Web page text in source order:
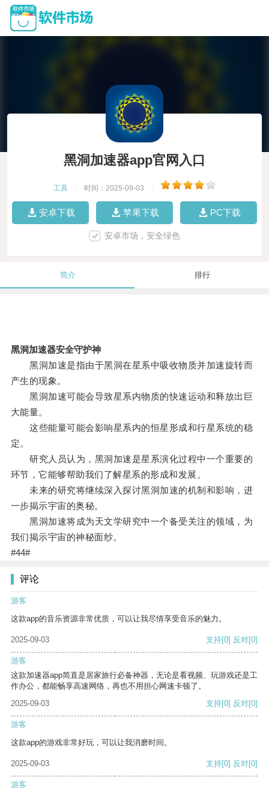
黑洞加速器app官网入口
工具 时间：2025-09-03
安卓下载 苹果下载 PC下载
安卓市场，安全绿色
简介 排行
黑洞加速器安全守护神
黑洞加速是指由于黑洞在星系中吸收物质并加速旋转而
产生的现象。
黑洞加速可能会导致星系内物质的快速运动和释放出巨
大能量。
这些能量可能会影响星系内的恒星形成和行星系统的稳
定。
研究人员认为，黑洞加速是星系演化过程中一个重要的
环节，它能够帮助我们了解星系的形成和发展。
未来的研究将继续深入探讨黑洞加速的机制和影响，进
一步揭示宇宙的奥秘。
黑洞加速将成为天文学研究中一个备受关注的领域，为
我们揭示宇宙的神秘面纱。
#44#
评论
游客
这款app的音乐资源非常优质，可以让我尽情享受音乐的魅力。
2025-09-03 支持[0] 反对[0]
游客
这款加速器app简直是居家旅行必备神器，无论是看视频、玩游戏还是工
作办公，都能畅享高速网络，再也不用担心网速卡顿了。
2025-09-03
支持[0] 反对[0]
游客
这款app的游戏非常好玩，可以让我消磨时间。
2025-09-03 支持[0] 反对[0]
游客